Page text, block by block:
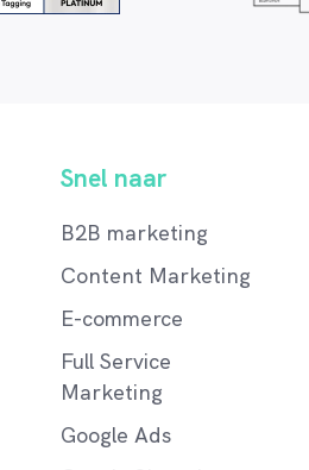
Snel naar
B2B marketing
Content Marketing
E-commerce
Full Service
Marketing
Google Ads